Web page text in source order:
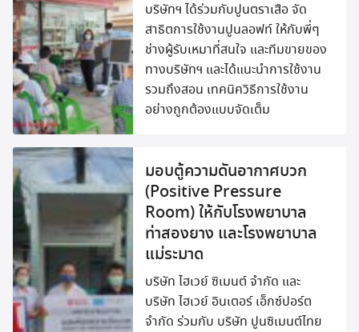
บริษัทฯ ได้ร่วมกับปูนตราเสือ จัด
สาธิตการใช้งานปูนลอฟท์ ให้กับพี่ๆ
ช่างผู้รับเหมาที่สนใจ และทีมขายของ
ทางบริษัทฯ และได้แนะนำการใช้งาน
รวมถึงสอน เทคนิควิธีการใช้งาน
อย่างถูกต้องแบบจัดเต็ม
มอบตู้ความดันอากาศบวก
(Positive Pressure
Room) ให้กับโรงพยาบาล
ท่าสองยาง และโรงพยาบาล
แม่ระมาด
บริษัท ไฮเวย์ ซิเมนต์ จำกัด และ
บริษัท ไฮเวย์ อินเตอร์ เอ็กซ์ปอร์ต
จำกัด ร่วมกับ บริษัท ปูนซิเมนต์ไทย